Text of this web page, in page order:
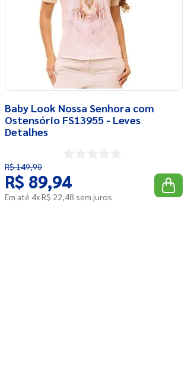
Baby Look Nossa Senhora com
Ostensório FS13955 - Leves
Detalhes
R$149,90
R$ 89,94
Em até 4xR$ 22,48 sem juros